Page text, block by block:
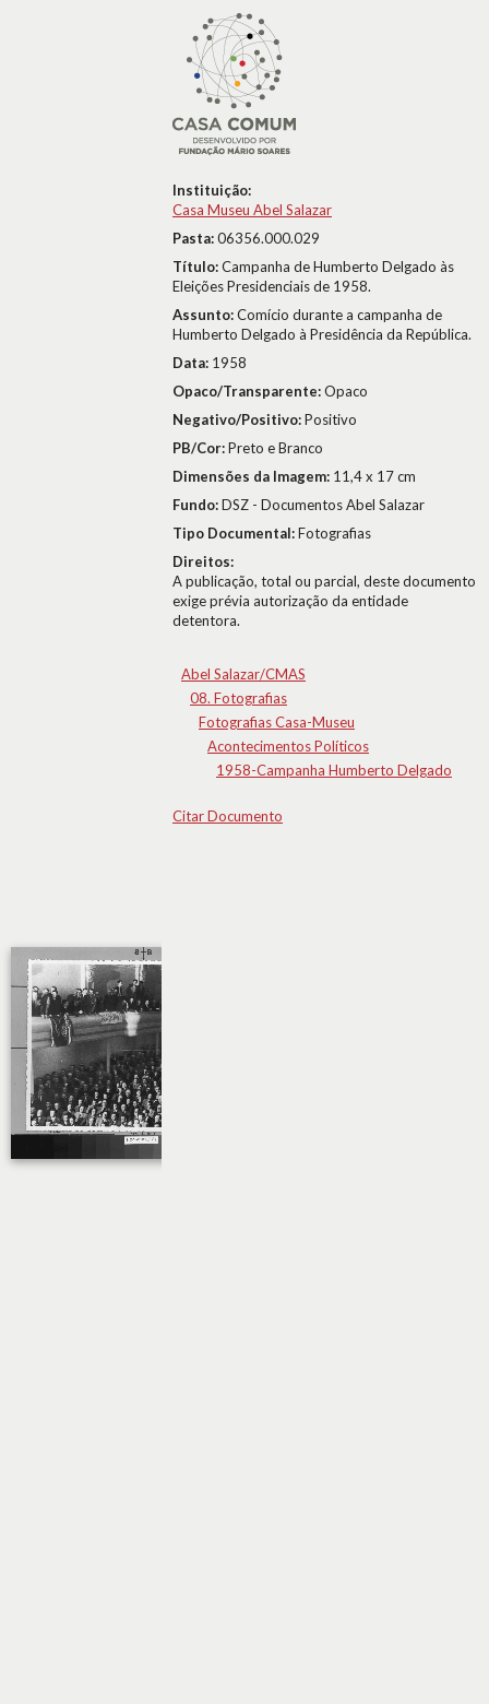
Instituição:
Casa Museu Abel Salazar
Pasta:06356.000.029
Título:Campanha de Humberto Delgado às
Eleições Presidenciais de 1958.
Assunto:Comício durante a campanha de
Humberto Delgado à Presidência da República.
Data: 1958
Opaco/Transparente:Opaco
Negativo/Positivo:Positivo
PB/Cor:Preto e Branco
Dimensões da Imagem: 11,4 x 17 cm
Fundo:DSZ - Documentos Abel Salazar
Tipo Documental:Fotografias
Direitos:
A publicação, total ou parcial, deste documento
exige prévia autorização da entidade
detentora.
Abel Salazar/CMAS
08. Fotografias
Fotografias Casa-Museu
Acontecimentos Políticos
1958-Campanha Humberto Delgado
Citar Documento